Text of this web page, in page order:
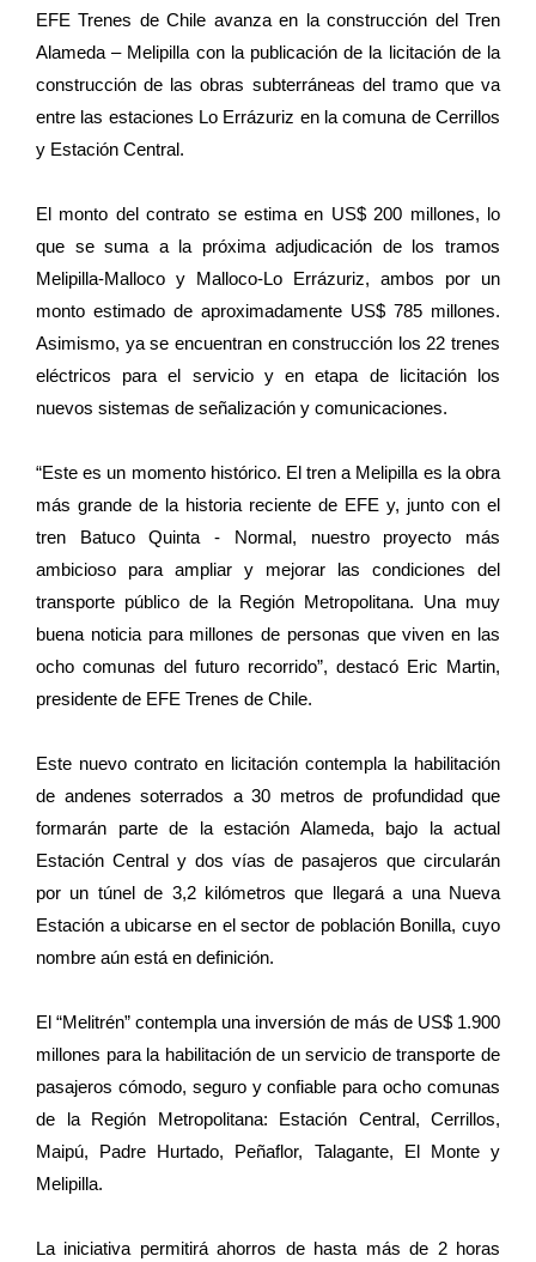
EFE Trenes de Chile avanza en la construcción del Tren
Alameda – Melipilla con la publicación de la licitación de la
construcción de las obras subterráneas del tramo que va
entre las estaciones Lo Errázuriz en la comuna de Cerrillos
y Estación Central.
El monto del contrato se estima en US$ 200 millones, lo
que se suma a la próxima adjudicación de los tramos
Melipilla-Malloco y Malloco-Lo Errázuriz, ambos por un
monto estimado de aproximadamente US$ 785 millones.
Asimismo, ya se encuentran en construcción los 22 trenes
eléctricos para el servicio y en etapa de licitación los
nuevos sistemas de señalización y comunicaciones.
“Este es un momento histórico. El tren a Melipilla es la obra
más grande de la historia reciente de EFE y, junto con el
tren Batuco Quinta - Normal, nuestro proyecto más
ambicioso para ampliar y mejorar las condiciones del
transporte público de la Región Metropolitana. Una muy
buena noticia para millones de personas que viven en las
ocho comunas del futuro recorrido”, destacó Eric Martin,
presidente de EFE Trenes de Chile.
Este nuevo contrato en licitación contempla la habilitación
de andenes soterrados a 30 metros de profundidad que
formarán parte de la estación Alameda, bajo la actual
Estación Central y dos vías de pasajeros que circularán
por un túnel de 3,2 kilómetros que llegará a una Nueva
Estación a ubicarse en el sector de población Bonilla, cuyo
nombre aún está en definición.
El “Melitrén” contempla una inversión de más de US$ 1.900
millones para la habilitación de un servicio de transporte de
pasajeros cómodo, seguro y confiable para ocho comunas
de la Región Metropolitana: Estación Central, Cerrillos,
Maipú, Padre Hurtado, Peñaflor, Talagante, El Monte y
Melipilla.
La iniciativa permitirá ahorros de hasta más de 2 horas